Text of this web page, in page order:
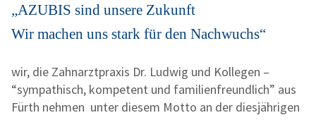
„AZUBIS sind unsere Zukunft
Wir machen uns stark für den Nachwuchs“
wir, die Zahnarztpraxis Dr. Ludwig und Kollegen –
“sympathisch, kompetent und familienfreundlich” aus
Fürth nehmen unter diesem Motto an der diesjährigen